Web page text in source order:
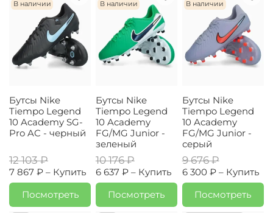
В наличии
Бутсы Nike
Tiempo Legend
10 Academy SG-
Pro AC - черный
12 103 ₽
7 867 ₽ – Купить
Посмотреть
В наличии
Бутсы Nike
Tiempo Legend
10 Academy
FG/MG Junior -
зеленый
10 176 ₽
6 637 ₽ – Купить
Посмотреть
В наличии
Бутсы Nike
Tiempo Legend
10 Academy
FG/MG Junior -
серый
9 676 ₽
6 300 ₽ – Купить
Посмотреть